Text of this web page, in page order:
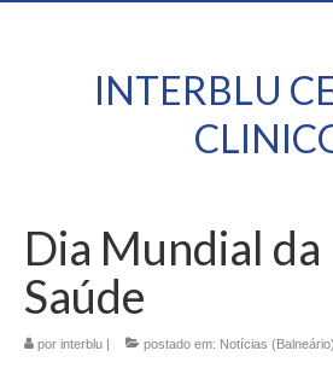
INTERBLU
Dia Mundial da
Saúde
por interblu | postado em: Notícias (Balneário)